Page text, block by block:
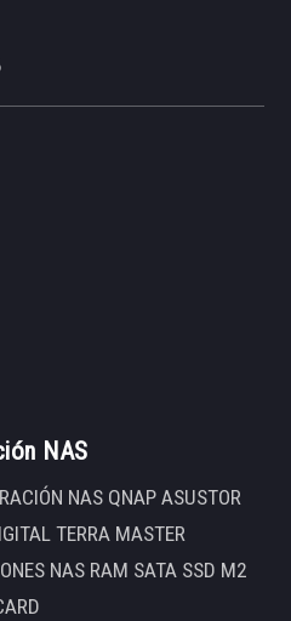
NAS
NAS QNAP ASUSTOR
TERRA MASTER
NAS RAM SATA SSD M2